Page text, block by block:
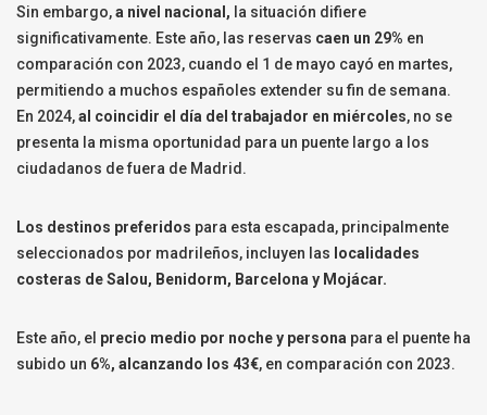
Sin embargo,a nivel nacional, la situación difiere
significativamente. Este año, las reservas caen un 29% en
comparación con 2023, cuando el 1 de mayo cayó en martes,
permitiendo a muchos españoles extender su fin de semana.
En 2024,al coincidir el día del trabajador en miércoles, no se
presenta la misma oportunidad para un puente largo a los
ciudadanos de fuera de Madrid.
Los destinos preferidos para esta escapada, principalmente
seleccionados por madrileños, incluyen las localidades
costeras de Salou, Benidorm, Barcelona y Mojácar.
Este año, el precio medio por noche y persona para el puente ha
subido un 6%, alcanzando los 43€, en comparación con 2023.